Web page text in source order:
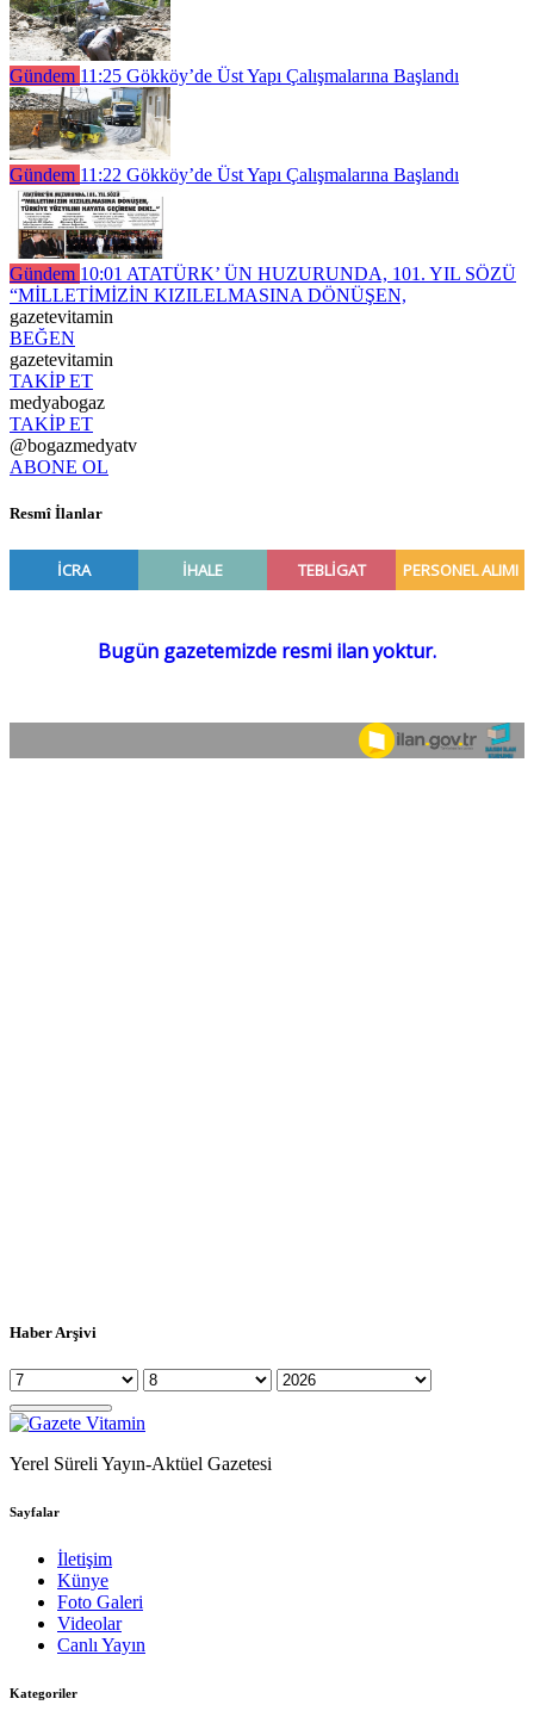
Gündem 11:25 Gökköy’de Üst Yapı Çalışmalarına Başlandı
Gündem 11:22 Gökköy’de Üst Yapı Çalışmalarına Başlandı
Gündem 10:01 ATATÜRK’ ÜN HUZURUNDA, 101. YIL SÖZÜ
“MİLLETİMİZİN KIZILELMASINA DÖNÜŞEN,
gazetevitamin
BEĞEN
gazetevitamin
TAKİP ET
medyabogaz
TAKİP ET
@bogazmedyatv
ABONE OL
Resmî İlanlar
Haber Arşivi
Yerel Süreli Yayın-Aktüel Gazetesi
Sayfalar
İletişim
Künye
Foto Galeri
Videolar
Canlı Yayın
Kategoriler